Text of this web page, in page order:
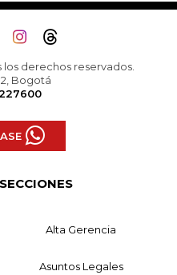
los derechos reservados.
Bogotá
Alta Gerencia
Asuntos Legales